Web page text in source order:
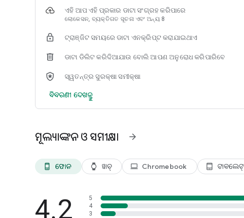
ଏହି ଆପ ଏହି ପ୍ରକାର ଡାଟା ସଂଗ୍ରହ କରିପାରେ
ଲୋକେସନ, ବ୍ୟକ୍ତିଗତ ସୂଚନା ଏବଂ ଅନ୍ୟ 8
ଟ୍ରାଞ୍ଜିଟ ସମୟରେ ଡାଟା ଏନକ୍ରିପ୍ଟ କରାଯାଇଥାଏ
ଡାଟା ଡିଲିଟ କରିଦିଆଯାଉ ବୋଲି ଆପଣ ଅନୁରୋଧ କରିପାରିବେ
ସ୍ୱତନ୍ତ୍ର ସୁରକ୍ଷା ସମୀକ୍ଷା
ବିବରଣୀ ଦେଖନ୍ତୁ
ମୂଲ୍ୟାଙ୍କନ ଓ ସମୀକ୍ଷା arrow_forward
phone_android ଫୋନ watch ୱାଚ୍ laptop Chromebook tablet_android ଟାବଲେଟ୍
4.2
5
4
3